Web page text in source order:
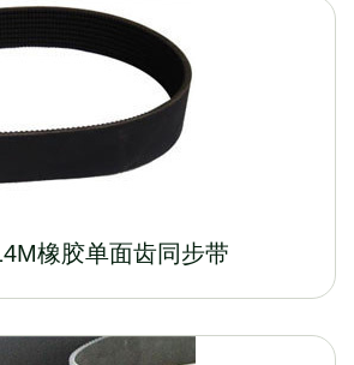
橡胶单面齿同步带